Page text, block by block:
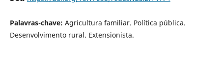
Palavras-chave: Agricultura familiar. Política pública.
Desenvolvimento rural. Extensionista.